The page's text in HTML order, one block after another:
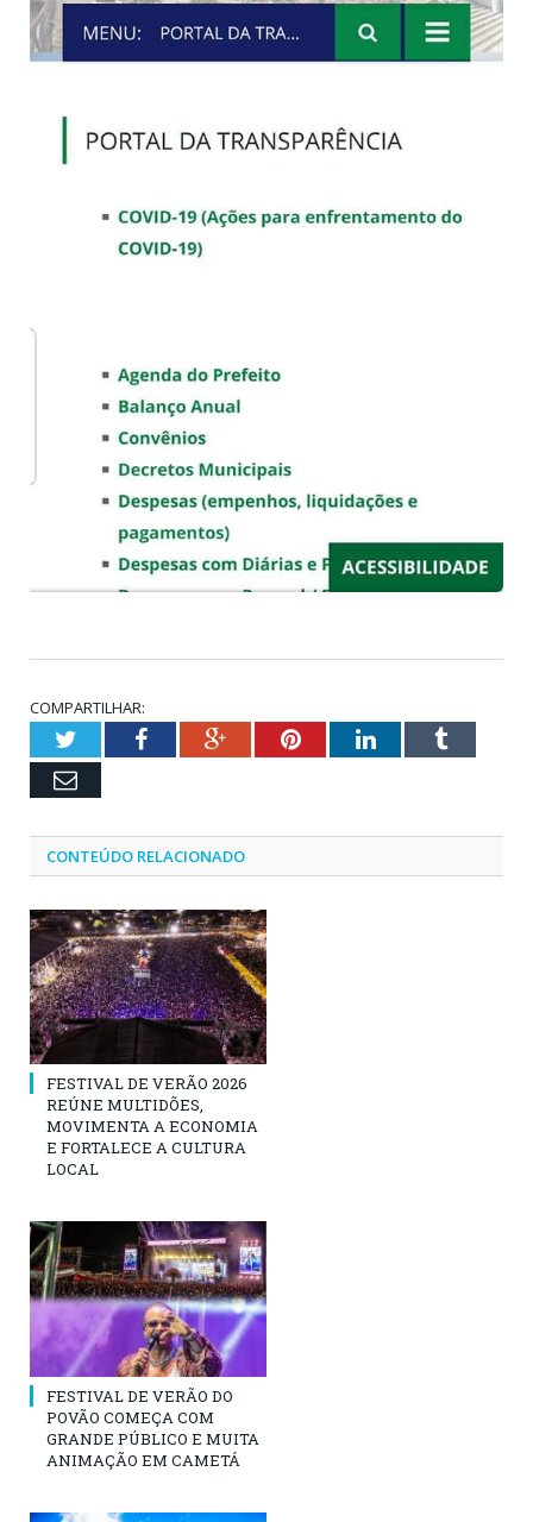
COMPARTILHAR:
TwitterFacebookGoogle+PinterestLinkedInTumblr
Email
CONTEÚDO RELACIONADO
FESTIVAL DE VERÃO 2026
REÚNE MULTIDÕES,
MOVIMENTA A ECONOMIA
E FORTALECE A CULTURA
LOCAL
FESTIVAL DE VERÃO DO
POVÃO COMEÇA COM
GRANDE PÚBLICO E MUITA
ANIMAÇÃO EM CAMETÁ